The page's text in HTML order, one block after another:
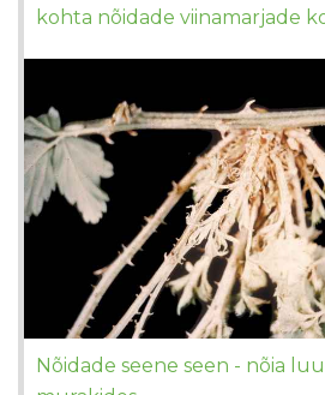
kohta nõidade viinamarjade
Nõidade seene seen - nõia